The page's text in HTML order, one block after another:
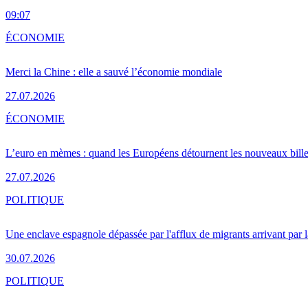
09:07
Merci la Chine : elle a sauvé l’économie mondiale
27.07.2026
ÉCONOMIE
L’euro en mèmes : quand les Européens détournent les nouveaux
27.07.2026
ÉCONOMIE
Une enclave espagnole dépassée par l'afflux de migrants arrivant par
30.07.2026
POLITIQUE
POLITIQUE